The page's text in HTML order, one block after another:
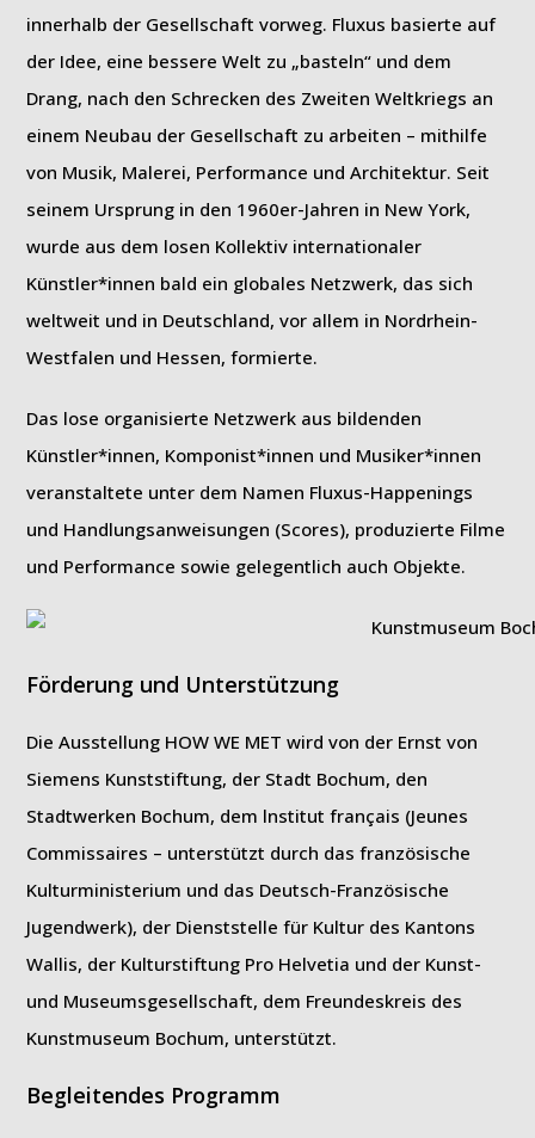
innerhalb der Gesellschaft vorweg. Fluxus basierte auf
der Idee, eine bessere Welt zu „basteln“ und dem
Drang, nach den Schrecken des Zweiten Weltkriegs an
einem Neubau der Gesellschaft zu arbeiten – mithilfe
von Musik, Malerei, Performance und Architektur. Seit
seinem Ursprung in den 1960er-Jahren in New York,
wurde aus dem losen Kollektiv internationaler
Künstler*innen bald ein globales Netzwerk, das sich
weltweit und in Deutschland, vor allem in Nordrhein-
Westfalen und Hessen, formierte.
Das lose organisierte Netzwerk aus bildenden
Künstler*innen, Komponist*innen und Musiker*innen
veranstaltete unter dem Namen Fluxus-Happenings
und Handlungsanweisungen (Scores), produzierte Filme
und Performance sowie gelegentlich auch Objekte.
Förderung und Unterstützung
Die Ausstellung HOW WE MET wird von der Ernst von
Siemens Kunststiftung, der Stadt Bochum, den
Stadtwerken Bochum, dem lnstitut français (Jeunes
Commissaires – unterstützt durch das französische
Kulturministerium und das Deutsch-Französische
Jugendwerk), der Dienststelle für Kultur des Kantons
Wallis, der Kulturstiftung Pro Helvetia und der Kunst-
und Museumsgesellschaft, dem Freundeskreis des
Kunstmuseum Bochum, unterstützt.
Begleitendes Programm